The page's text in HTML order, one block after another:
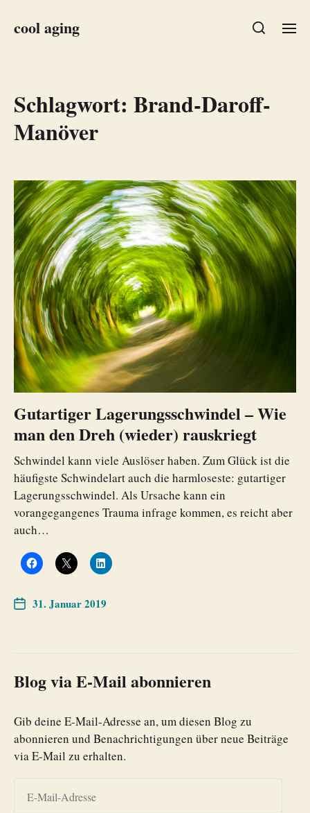
cool aging
Schlagwort: Brand-Daroff-
Manöver
Gutartiger Lagerungsschwindel – Wie
man den Dreh (wieder) rauskriegt
Schwindel kann viele Auslöser haben. Zum Glück ist die
häufigste Schwindelart auch die harmloseste: gutartiger
Lagerungsschwindel. Als Ursache kann ein
vorangegangenes Trauma infrage kommen, es reicht aber
auch…
31. Januar 2019
Blog via E-Mail abonnieren
Gib deine E-Mail-Adresse an, um diesen Blog zu
abonnieren und Benachrichtigungen über neue Beiträge
via E-Mail zu erhalten.